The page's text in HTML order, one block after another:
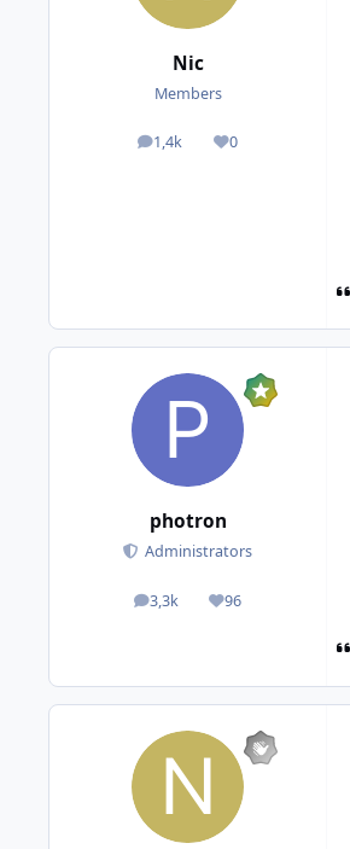
Nic
Members
1,4k
posts 0
Reputation
photron
Administrators
3,3k
posts 96
Reputation